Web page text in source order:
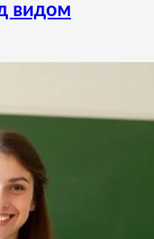
видом